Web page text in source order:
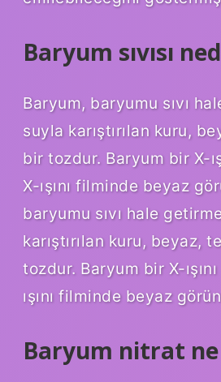
Baryum sıvısı
Baryum, baryumu sıvı
suyla karıştırılan kuru,
bir tozdur. Baryum bir X-
X-ışını filminde beyaz
baryumu sıvı hale
karıştırılan kuru, beyaz,
tozdur. Baryum bir X-
ışını filminde beyaz
Baryum nitrat